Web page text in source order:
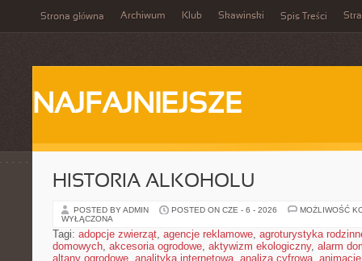
Strona główna Archiwum Klub Skawinski Spis Treści
NAJFAJNIEJSZE
HISTORIA ALKOHOLU
POSTED BY ADMIN POSTED ON CZE - 6 - 2026
MOŻLIWOŚĆ
WYŁĄCZONA
Tagi: adopcje zwierząt, agencje reklamowe, agroturystyka
domowych, akcesoria ogrodowe, aktywizm ekologiczny, alarm
altany ogrodowe, analityka internetowa, analiza cyfrowa,